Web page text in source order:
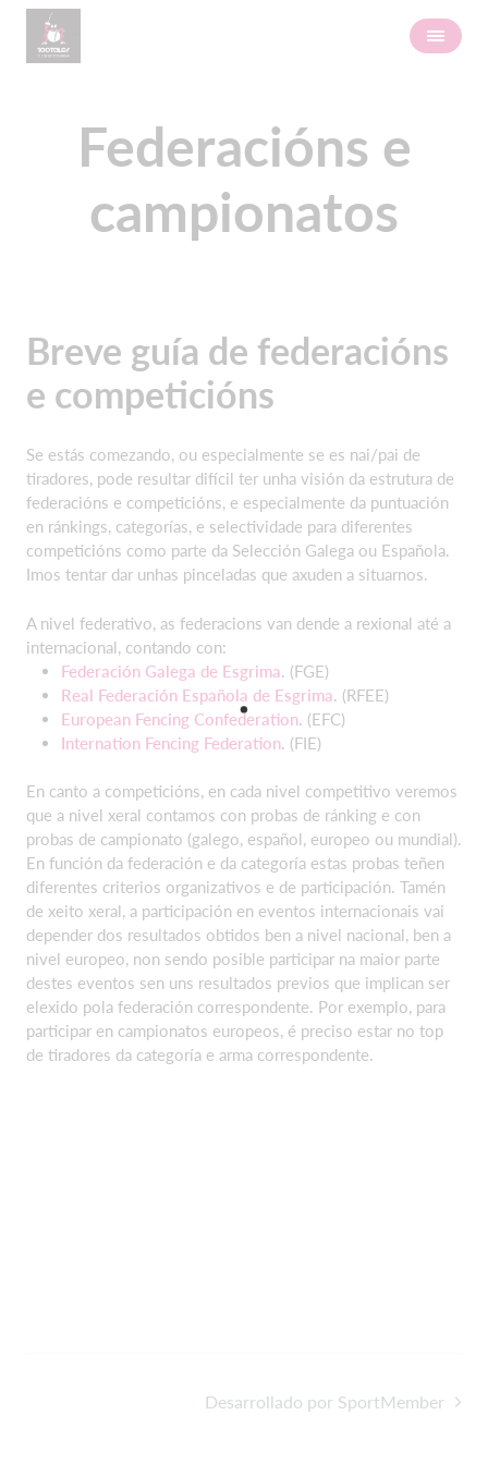
Federacións e
campionatos
Breve guía de federacións
e competicións
Se estás comezando, ou especialmente se es nai/pai de
tiradores, pode resultar difícil ter unha visión da estrutura de
federacións e competicións, e especialmente da puntuación
en ránkings, categorías, e selectividade para diferentes
competicións como parte da Selección Galega ou Española.
Imos tentar dar unhas pinceladas que axuden a situarnos.
A nivel federativo, as federacions van dende a rexional até a
internacional, contando con:
Federación Galega de Esgrima . (FGE)
Real Federación Española de Esgrima . (RFEE)
European Fencing Confederation . (EFC)
Internation Fencing Federation . (FIE)
En canto a competicións, en cada nivel competitivo veremos
que a nivel xeral contamos con probas de ránking e con
probas de campionato (galego, español, europeo ou mundial).
En función da federación e da categoría estas probas teñen
diferentes criterios organizativos e de participación. Tamén
de xeito xeral, a participación en eventos internacionais vai
depender dos resultados obtidos ben a nivel nacional, ben a
nivel europeo, non sendo posible participar na maior parte
destes eventos sen uns resultados previos que implican ser
elexido pola federación correspondente. Por exemplo, para
participar en campionatos europeos, é preciso estar no top
de tiradores da categoría e arma correspondente.
Desarrollado por SportMember